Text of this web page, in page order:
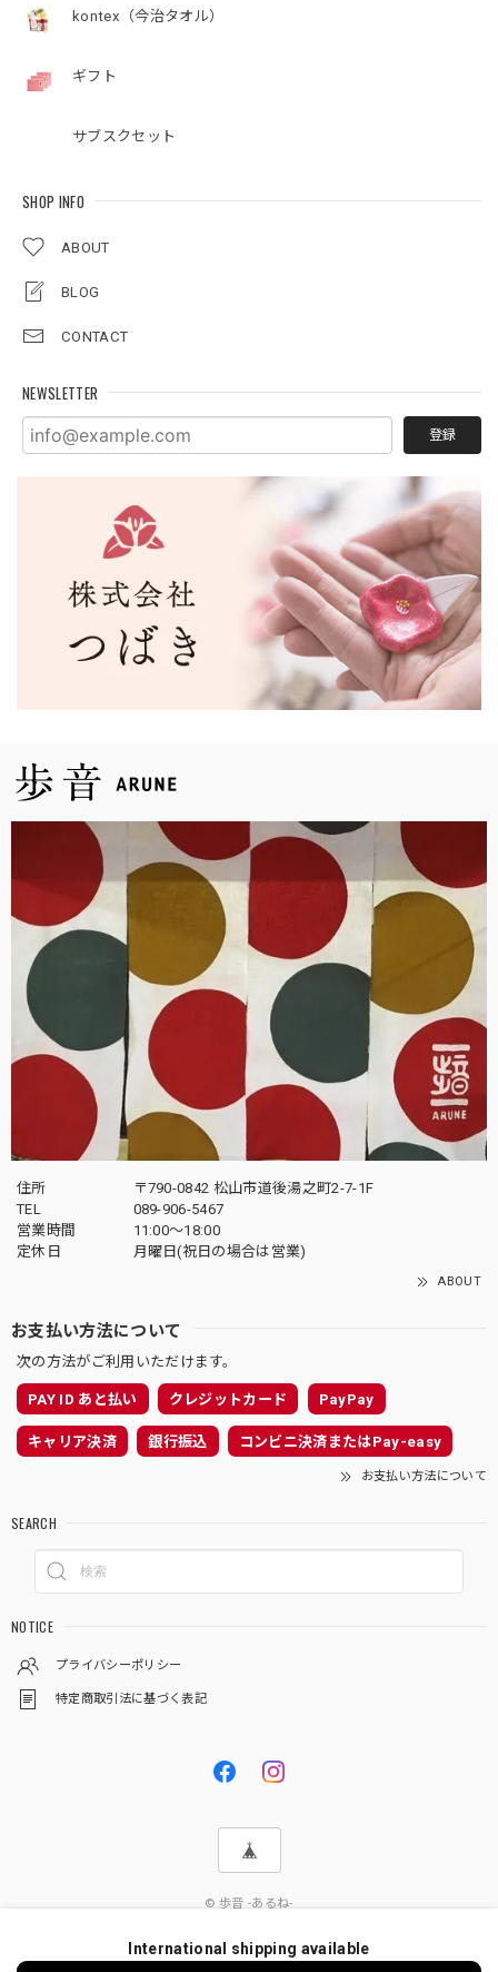
kontex（今治タオル）
ギフト
サブスクセット
SHOP INFO
ABOUT
BLOG
CONTACT
NEWSLETTER
登録
住所
〒790-0842 松山市道後湯之町2-7-1F
TEL
089-906-5467
営業時間
11:00〜18:00
定休日
月曜日(祝日の場合は営業)
ABOUT
お支払い方法について
次の方法がご利用いただけます。
PAY ID あと払い クレジットカード PayPay
キャリア決済 銀行振込 コンビニ決済またはPay-easy
お支払い方法について
SEARCH
NOTICE
プライバシーポリシー
特定商取引法に基づく表記
© 歩音 -あるね-
International shipping available
ショップに質問する